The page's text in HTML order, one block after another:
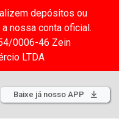
depósitos ou
nossa conta oficial.
0006-46 Zein
LTDA
Baixe já nosso APP